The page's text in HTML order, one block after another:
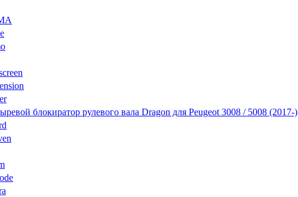
блокиратор рулевого вала Dragon для Peugeot 3008 / 5008 (2017-)